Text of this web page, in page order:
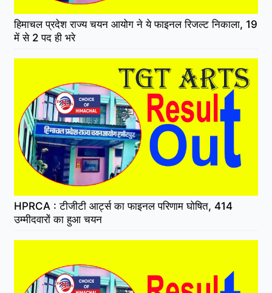
हिमाचल प्रदेश राज्य चयन आयोग ने ये फाइनल रिजल्ट निकाला, 19
में से 2 पद ही भरे
HPRCA : टीजीटी आर्ट्स का फाइनल परिणाम घोषित, 414
उम्मीदवारों का हुआ चयन